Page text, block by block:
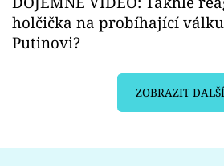
holčička na probíhající
Putinovi?
ZOBRAZIT DALŠÍ